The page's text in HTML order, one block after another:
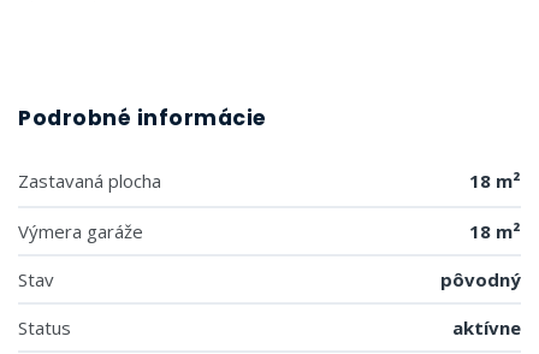
Podrobné informácie
Zastavaná plocha 18 m²
Výmera garáže
18 m²
Stav
pôvodný
Status
aktívne